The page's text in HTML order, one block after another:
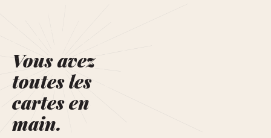
Vous avez
toutes les
cartes en
main.